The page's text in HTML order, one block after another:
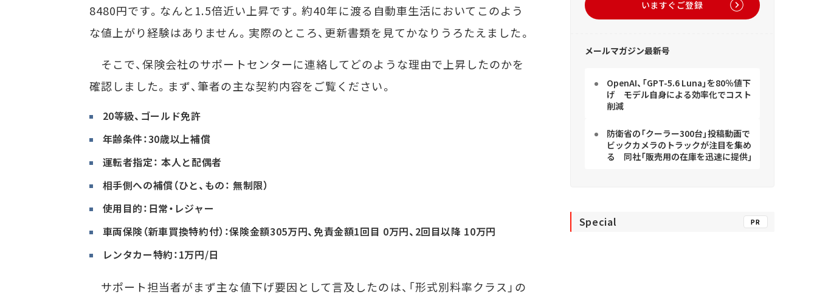
8480円です。なんと1.5倍近い上昇です。約40年に渡る自動車生活においてこのよう
な値上がり経験はありません。実際のところ、更新書類を見てかなりうろたえました。
そこで、保険会社のサポートセンターに連絡してどのような理由で上昇したのかを
確認しました。まず、筆者の主な契約内容をご覧ください。
20等級、ゴールド免許
年齢条件：30歳以上補償
運転者指定： 本人と配偶者
相手側への補償（ひと、もの： 無制限）
使用目的：日常・レジャー
車両保険（新車買換特約付）：保険金額305万円、免責金額1回目 0万円、2回目以降 10万円
レンタカー特約：1万円/日
サポート担当者がまず主な値下げ要因として言及したのは、「形式別料率クラス」の
いますぐご登録
メールマガジン最新号
OpenAI、「GPT-5.6 Luna」を80％値下
げ モデル自身による効率化でコスト
削減
防衛省の「クーラー300台」投稿動画で
ビックカメラのトラックが注目を集め
る 同社「販売用の在庫を迅速に提供」
Special PR